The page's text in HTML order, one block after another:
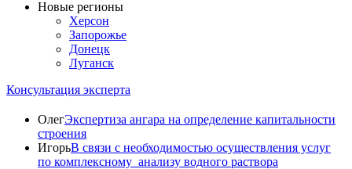
Новые регионы
Херсон
Запорожье
Донецк
Луганск
Консультация эксперта
ОлегЭкспертиза ангара на определение капитальности
строения
ИгорьВ связи с необходимостью осуществления услуг
по комплексному анализу водного раствора